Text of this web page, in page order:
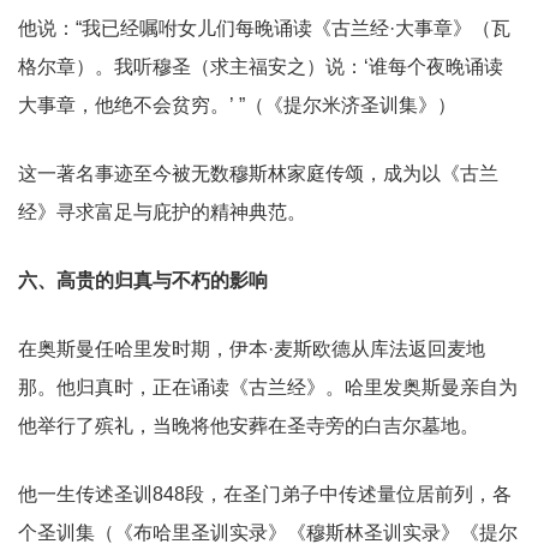
他说：“我已经嘱咐女儿们每晚诵读《古兰经·大事章》（瓦
格尔章）。我听穆圣（求主福安之）说：‘谁每个夜晚诵读
大事章，他绝不会贫穷。’ ”（《提尔米济圣训集》）
这一著名事迹至今被无数穆斯林家庭传颂，成为以《古兰
经》寻求富足与庇护的精神典范。
六、高贵的归真与不朽的影响
在奥斯曼任哈里发时期，伊本·麦斯欧德从库法返回麦地
那。他归真时，正在诵读《古兰经》。哈里发奥斯曼亲自为
他举行了殡礼，当晚将他安葬在圣寺旁的白吉尔墓地。
他一生传述圣训848段，在圣门弟子中传述量位居前列，各
个圣训集（《布哈里圣训实录》《穆斯林圣训实录》《提尔